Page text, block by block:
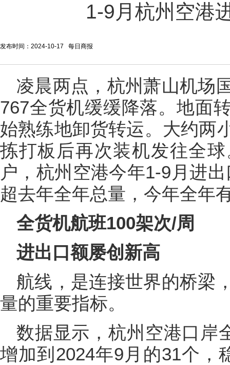
1-9月杭州空港
发布时间：2024-10-17 每日商报
凌晨两点，杭州萧山机场
767全货机缓缓降落。地面
始熟练地卸货转运。大约两
拣打板后再次装机发往全
户，杭州空港今年1-9月进
超去年全年总量，今年全年
全货机航班100架次/周
进出口额屡创新高
航线，是连接世界的桥梁
量的重要指标。
数据显示，杭州空港口岸
增加到2024年9月的31个，